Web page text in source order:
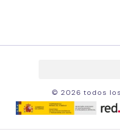
© 2026 todos